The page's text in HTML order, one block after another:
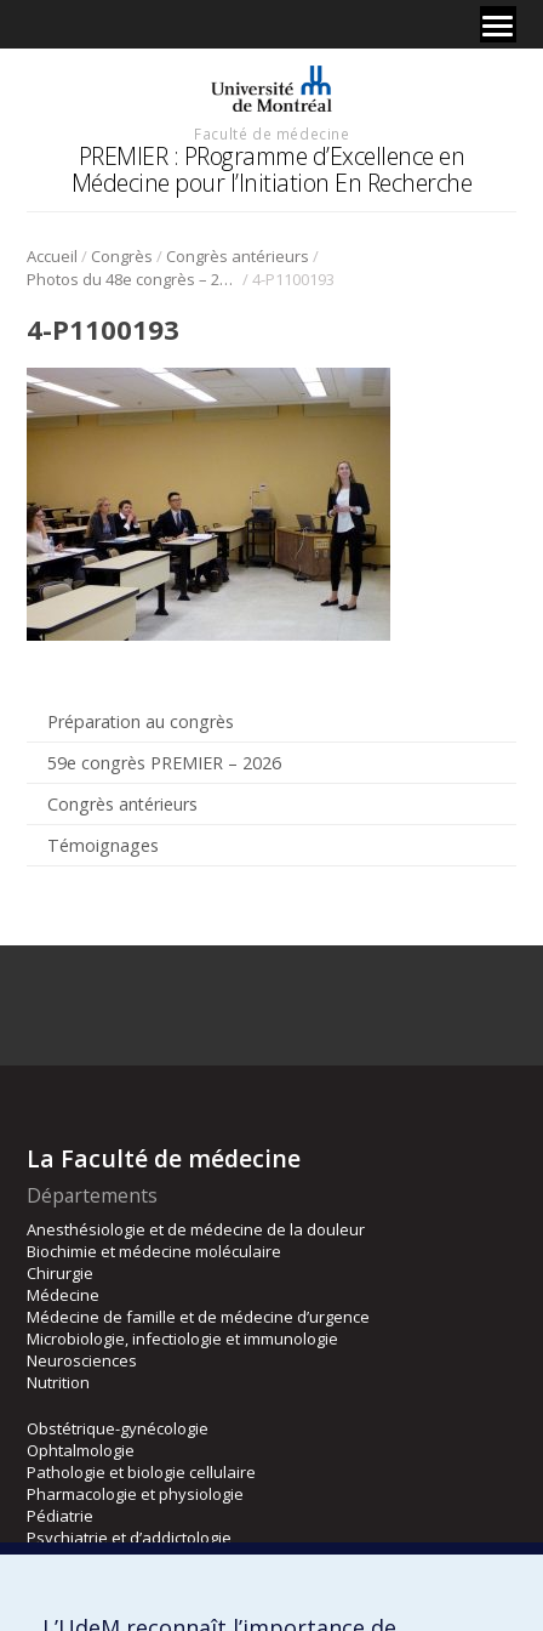
Faculté de médecine
PREMIER : PRogramme d’Excellence en
Médecine pour l’Initiation En Recherche
Accueil / Congrès / Congrès antérieurs /
Photos du 48e congrès – 2015 /4-P1100193
Préparation au congrès
59e congrès PREMIER – 2026
Congrès antérieurs
Témoignages
4-P1100193
La Faculté de médecine
Départements
Anesthésiologie et de médecine de la douleur
Biochimie et médecine moléculaire
Chirurgie
Médecine
Médecine de famille et de médecine d’urgence
Microbiologie, infectiologie et immunologie
Neurosciences
Nutrition
Obstétrique-gynécologie
Ophtalmologie
Pathologie et biologie cellulaire
Pharmacologie et physiologie
Pédiatrie
Psychiatrie et d’addictologie
Radiologie, radio-oncologie et médecine nucléaire